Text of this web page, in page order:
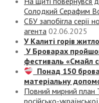
Солодкий Серафим
СБУ запобігла серії
агента 02.06.2025
У Калиті горів
У Броварах
фестиваль «Смайл
Понад 150
матеріальну
Повний мирний план